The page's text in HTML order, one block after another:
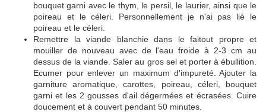
bouquet garni avec le thym, le persil, le laurier, ainsi que le
poireau et le céleri. Personnellement je n'ai pas lié le
poireau et le céleri.
Remettre la viande blanchie dans le faitout propre et
mouiller de nouveau avec de l'eau froide à 2-3 cm au
dessus de la viande. Saler au gros sel et porter à ébullition.
Ecumer pour enlever un maximum d'impureté. Ajouter la
garniture aromatique, carottes, poireau, céleri, bouquet
garni et les 2 gousses d'ail dégermées et écrasées. Cuire
doucement et à couvert pendant 50 minutes.